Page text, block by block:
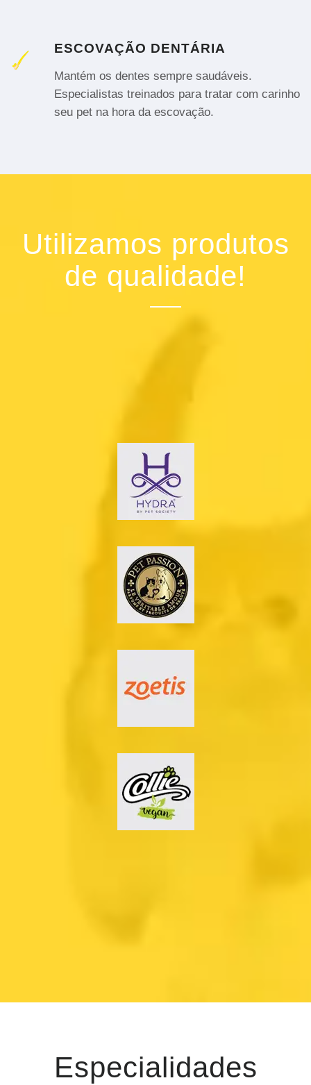
ESCOVAÇÃO DENTÁRIA
Mantém os dentes sempre saudáveis.
Especialistas treinados para tratar com carinho
seu pet na hora da escovação.
Utilizamos produtos
de qualidade!
Especialidades